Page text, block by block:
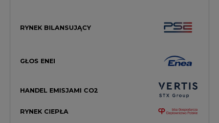
RYNEK BILANSUJĄCY
GŁOS ENEI
HANDEL EMISJAMI CO2
RYNEK CIEPŁA